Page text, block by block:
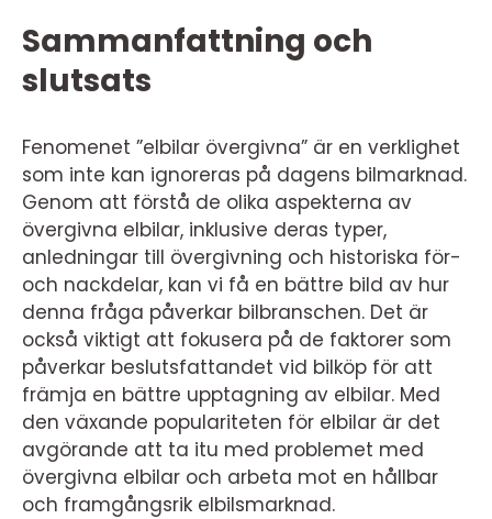
Sammanfattning och
slutsats
Fenomenet ”elbilar övergivna” är en verklighet
som inte kan ignoreras på dagens bilmarknad.
Genom att förstå de olika aspekterna av
övergivna elbilar, inklusive deras typer,
anledningar till övergivning och historiska för-
och nackdelar, kan vi få en bättre bild av hur
denna fråga påverkar bilbranschen. Det är
också viktigt att fokusera på de faktorer som
påverkar beslutsfattandet vid bilköp för att
främja en bättre upptagning av elbilar. Med
den växande populariteten för elbilar är det
avgörande att ta itu med problemet med
övergivna elbilar och arbeta mot en hållbar
och framgångsrik elbilsmarknad.